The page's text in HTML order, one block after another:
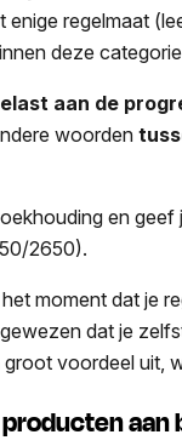
enige regelmaat
deze
aan de
woorden
en geef
2650).
moment dat je
dat je
groot voordeel uit,